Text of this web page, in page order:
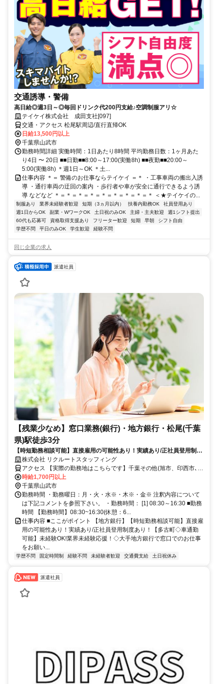
交通誘導・警備
高日給◎週3日～◎毎回ドリンク代200円支給♪空調制服アリ☆
テイケイ株式会社 成田支社[097]
交通・アクセス 松尾駅周辺/直行直帰OK
日給13,500円以上
千葉県山武市
勤務時間詳細 実働時間：1日あたり8時間 平均勤務日数：1ヶ月あた
り4日 〜 20日 ■■日勤■■8:00～17:00(実働8h) ■■夜勤■■20:00～
5:00(実働8h) ＊週1日～OK ＊土...
仕事内容 ＊＝ 警備のお仕事ならテイケイ ＝＊ ・工事車両の搬出入誘
導 ・通行車両の迂回の案内 ・歩行者や車が安全に通行できるよう誘
導 などなど ＊＝＊＝＊＝＊＝＊＝＊＝＊＝＊＝＊ ＜★テイケイの...
制服あり 業界未経験者歓迎 短期（3ヵ月以内） 扶養内勤務OK
社員登用あり
週1日からOK
副業・WワークOK 土日祝のみOK 主婦・主夫歓迎
週1シフト提出
60代も応募可
資格取得支援あり フリーター歓迎 短期 早朝
シフト自由
学歴不問
平日のみOK 学生歓迎 経験不問
同じ企業の求人
派遣社員
【残業少なめ】窓口業務(銀行)・地方銀行・松尾(千葉
県)駅徒歩3分
【時短勤務相談可能】直接雇用の可能性あり！実績あり/正社員登用制度
あり！【多古町◇車通勤可能】未経験OK!業界未経験応援！◇大手地方
銀行で窓口でのお仕事をお願いします◇研修充実/しっかり教えてもらえ
る環境
株式会社 リクルートスタッフィング
アクセス 【実際の勤務地はこちらです】千葉その他(旭市、印西市､市
原市など)千葉県松尾(千葉県)駅徒歩3分バス45分芝山千代田駅徒歩3
分バス20分
時給1,700円以上
千葉県山武市
勤務時間 ・勤務曜日：月・火・水※・木※・金※ 注釈内容について
は下記コメントを参照下さい。 ・勤務時間： [1] 08:30～16:30 ■勤務
時間 【勤務時間】08:30~16:30(休憩：6...
仕事内容 ■ここがポイント 【地方銀行】【時短勤務相談可能】直接雇
用の可能性あり！実績あり/正社員登用制度あり！【多古町◇車通勤
可能】未経験OK!業界未経験応援！◇大手地方銀行で窓口でのお仕事
をお願い...
学歴不問 固定時間制 経験不問 未経験者歓迎 交通費支給 土日祝休み
派遣社員